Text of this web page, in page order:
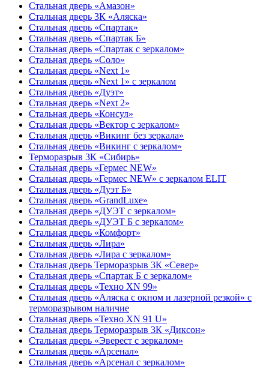
Стальная дверь «Амазон»
Стальная дверь 3К «Аляска»
Стальная дверь «Спартак»
Стальная дверь «Спартак Б»
Стальная дверь «Спартак с зеркалом»
Стальная дверь «Соло»
Стальная дверь «Next 1»
Стальная дверь «Next 1» с зеркалом
Стальная дверь «Дуэт»
Стальная дверь «Next 2»
Стальная дверь «Консул»
Стальная дверь «Вектор с зеркалом»
Стальная дверь «Викинг без зеркала»
Стальная дверь «Викинг c зеркалом»
Терморазрыв 3К «Сибирь»
Стальная дверь «Гермес NEW»
Стальная дверь «Гермес NEW» с зеркалом ELIT
Стальная дверь «Дуэт Б»
Стальная дверь «GrandLuxe»
Стальная дверь «ДУЭТ с зеркалом»
Стальная дверь «ДУЭТ Б с зеркалом»
Стальная дверь «Комфорт»
Стальная дверь «Лира»
Стальная дверь «Лира с зеркалом»
Стальная дверь Терморазрыв 3К «Север»
Стальная дверь «Спартак Б с зеркалом»
Стальная дверь «Техно XN 99»
Стальная дверь «Аляска с окном и лазерной резкой» с
терморазрывом наличие
Стальная дверь «Техно XN 91 U»
Стальная дверь Терморазрыв 3К «Диксон»
Стальная дверь «Эверест с зеркалом»
Стальная дверь «Арсенал»
Стальная дверь «Арсенал с зеркалом»